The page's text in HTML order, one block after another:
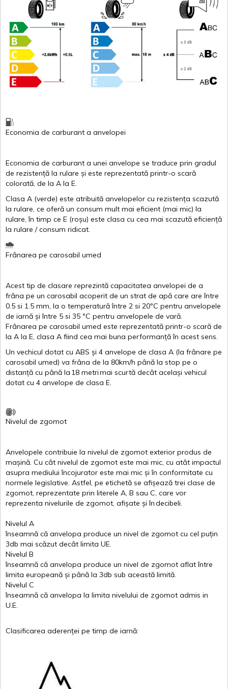
Economia de carburant a anvelopei
Economia de carburant a unei anvelope se traduce prin gradul
de rezistență la rulare și este reprezentată printr-o scară
colorată, de la A la E.
Clasa A (verde) este atribuită anvelopelor cu rezistența scazută
la rulare, ce oferă un consum mult mai eficient (mai mic) la
rulare,în timp ce E (roșu) este clasa cu cea mai scazută eficiență
la rulare /consum ridicat.
Frânarea pe carosabil umed
Acest tip de clasare reprezintă capacitatea anvelopei de a
frâna pe un carosabil acoperit de un strat de apă care areîntre
0.5 si 1.5 mm, la o temperatură între 2 si 20ºC pentru anvelopele
de iarnă și între 5 si 35 ºC pentru anvelopele de vară.
Frânarea pe carosabil umed este reprezentată printr-o scară de
la A la E, clasa A fiind cea mai buna performanță în acest sens.
Un vechicul dotat cu ABS și 4 anvelope de clasa A (la frânare pe
carosabil umed) va frâna de la 80km/h până la stop pe o
distanță cu până la 18 metrimai scurtă decât același vehicul
dotat cu 4 anvelope de clasa E.
Nivelul de zgomot
Anvelopele contribuie la nivelul de zgomot exterior produs de
mașină. Cu cât nivelul de zgomot este mai mic, cu atât impactul
asupra mediului încojurator este mai mic și în conformitate cu
normele legislative. Astfel, pe etichetă se afișează trei clase de
zgomot, reprezentate prin literele A, B sau C, care vor
reprezenta nivelurile de zgomot, afișate și îndecibeli.
Nivelul A
înseamnă că anvelopa produce un nivel de zgomot cu cel puțin
3db mai scăzut decât limita UE.
Nivelul B
înseamnă că anvelopa produce un nivel de zgomot aflat între
limita europeană și până la 3db sub această limită.
Nivelul C
înseamnă că anvelopa la limita nivelului de zgomot admis in
U.E.
Clasificarea aderenței pe timp de iarnă: